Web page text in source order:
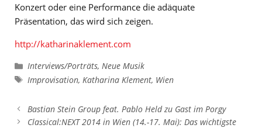
Konzert oder eine Performance die adäquate
Präsentation, das wird sich zeigen.
http://katharinaklement.com
Kategorien
Interviews/Porträts,Neue Musik
Schlagwörter
Improvisation, Katharina Klement, Wien
Bastian Stein Group feat. Pablo Held zu Gast im Porgy
Classical:NEXT 2014 in Wien (14.-17. Mai): Das wichtigste